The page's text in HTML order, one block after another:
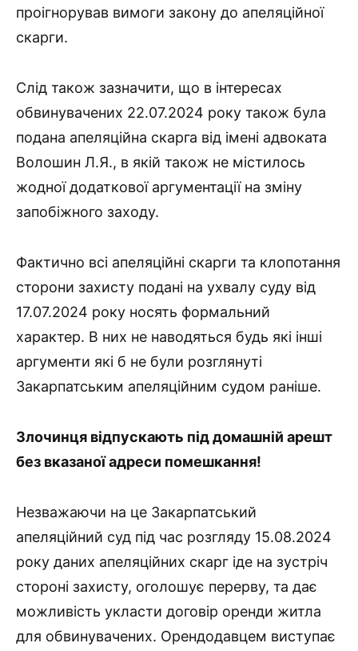
проігнорував вимоги закону до апеляційної
скарги.
Слід також зазначити, що в інтересах
обвинувачених 22.07.2024 року також була
подана апеляційна скарга від імені адвоката
Волошин Л.Я., в якій також не містилось
жодної додаткової аргументації на зміну
запобіжного заходу.
Фактично всі апеляційні скарги та клопотання
сторони захисту подані на ухвалу суду від
17.07.2024 року носять формальний
характер. В них не наводяться будь які інші
аргументи які б не були розглянуті
Закарпатським апеляційним судом раніше.
Злочинця відпускають під домашній арешт
без вказаної адреси помешкання!
Незважаючи на це Закарпатський
апеляційний суд під час розгляду 15.08.2024
року даних апеляційних скарг іде на зустріч
стороні захисту, оголошує перерву, та дає
можливість укласти договір оренди житла
для обвинувачених. Орендодавцем виступає